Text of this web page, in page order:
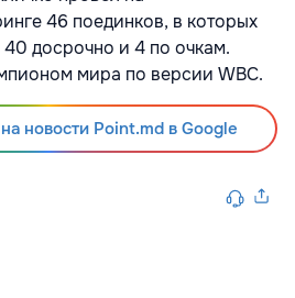
46 поединков, в которых
досрочно и 4 по очкам.
мира по версии WBC.
новости Point.md в Google